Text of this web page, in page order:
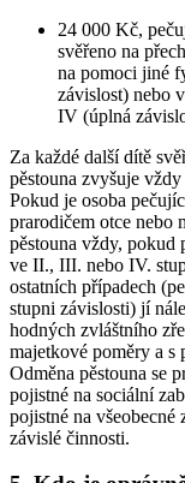
24 000 Kč,
svěřeno na
na pomoci jiné
závislost) nebo
IV (úplná
Za každé další dítě
pěstouna zvyšuje
Pokud je osoba
prarodičem otce nebo
pěstouna vždy, pokud
ve II., III. nebo IV.
ostatních případech
stupni závislosti) jí
hodných zvláštního
majetkové poměry a s
Odměna pěstouna se
pojistné na sociální
pojistné na
závislé činnosti.